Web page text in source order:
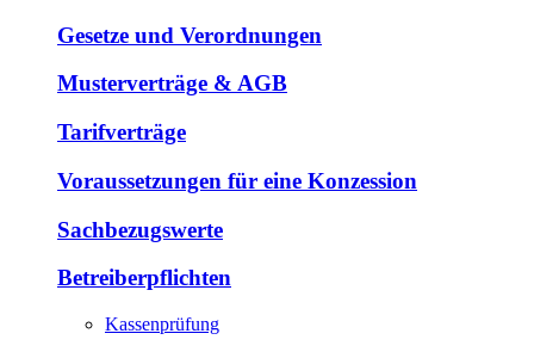
Gesetze und Verordnungen
Musterverträge & AGB
Tarifverträge
Voraussetzungen für eine Konzession
Sachbezugswerte
Betreiberpflichten
Kassenprüfung